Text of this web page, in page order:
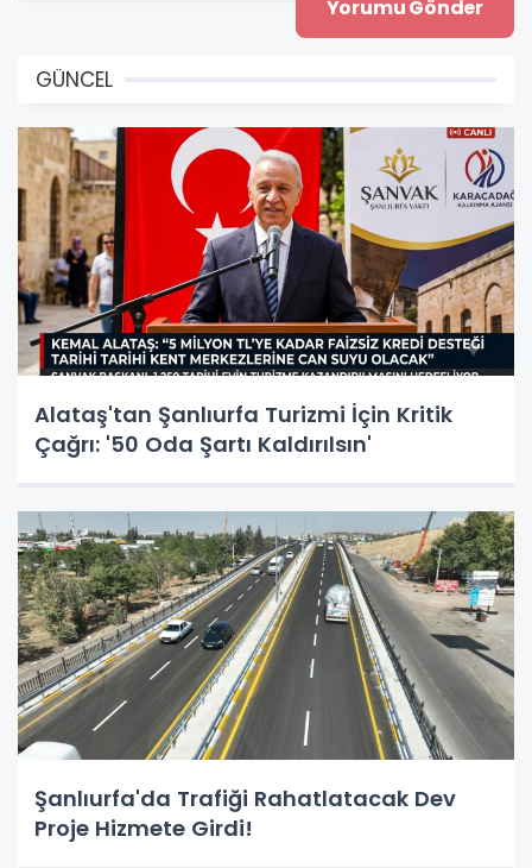
GÜNCEL
Alataş'tan Şanlıurfa Turizmi İçin Kritik
Çağrı: '50 Oda Şartı Kaldırılsın'
Şanlıurfa'da Trafiği Rahatlatacak Dev
Proje Hizmete Girdi!